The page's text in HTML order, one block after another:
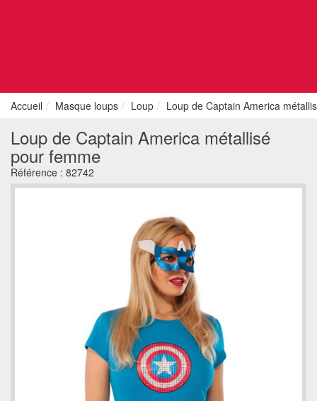
Accueil Masque loups Loup Loup de Captain America
Loup de Captain America métallisé
pour femme
Référence : 82742